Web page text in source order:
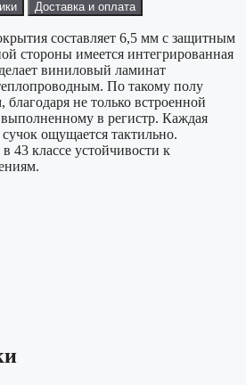
Доставка и оплата
составляет 6,5 мм с защитным
стороны имеется интегрированная
виниловый ламинат
По такому полу
благодаря не только встроенной
в регистр. Каждая
ощущается тактильно.
43 классе устойчивости к